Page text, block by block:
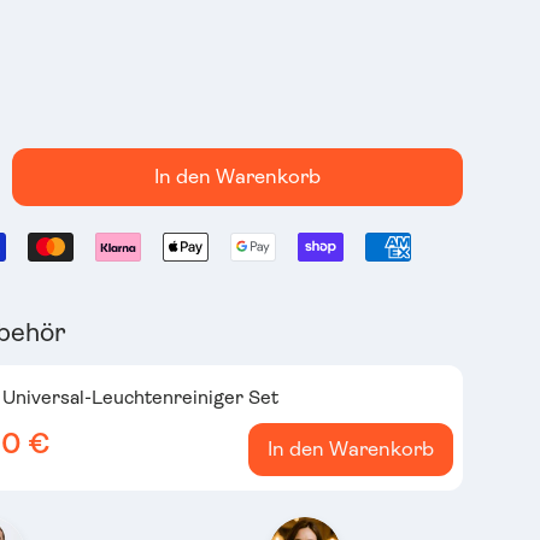
In den Warenkorb
Universal-Leuchtenreiniger Set
€ In den Warenkorb